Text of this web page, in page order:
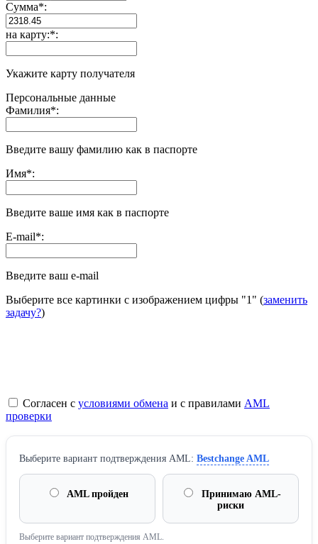
Сумма*:
на карту:*:
Укажите карту получателя
Персональные данные
Фамилия*:
Введите вашу фамилию как в паспорте
Имя*:
Введите ваше имя как в паспорте
E-mail*:
Введите ваш e-mail
Выберите все картинки с изображением цифры "1" (заменить
задачу?)
Согласен с условиями обмена и с правилами AML
проверки
Выберите вариант подтверждения AML: Bestchange AML
AML пройден
Принимаю AML-
риски
Выберите вариант подтверждения AML.